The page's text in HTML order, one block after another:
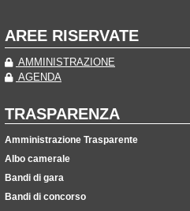
AREE RISERVATE
AMMINISTRAZIONE
AGENDA
TRASPARENZA
Amministrazione Trasparente
Albo camerale
Bandi di gara
Bandi di concorso